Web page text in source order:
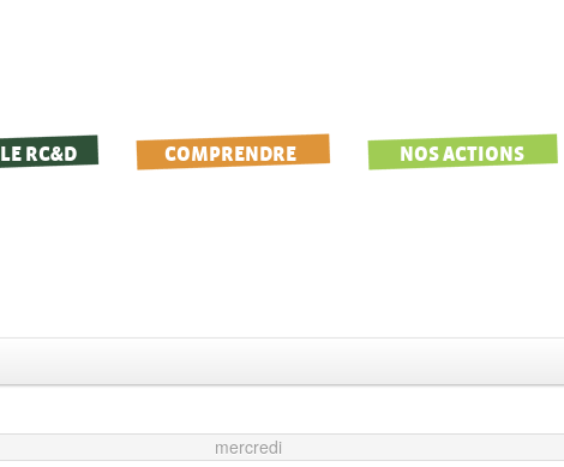
LE RC&D COMPRENDRE NOS ACTIONS
mercredi